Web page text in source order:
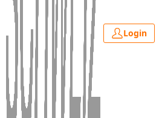
Login